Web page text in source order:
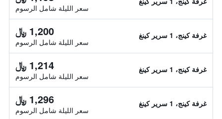
سعر الليلة شامل الرسوم
غرفة كينج، 1 سرير كينغ 1,200 ﷼
سعر الليلة شامل الرسوم
غرفة كينج، 1 سرير كينغ 1,214 ﷼
سعر الليلة شامل الرسوم
غرفة كينج، 1 سرير كينغ 1,296 ﷼
سعر الليلة شامل الرسوم